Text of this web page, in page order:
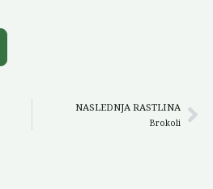
NASLEDNJA RASTLINA
Brokoli